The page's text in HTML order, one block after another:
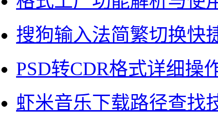
搜狗输入法简繁切换快
PSD转CDR格式详细操
虾米音乐下载路径查找